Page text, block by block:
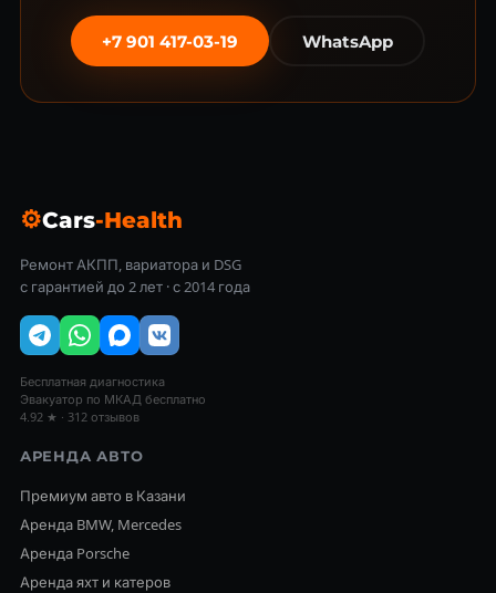
+7 901 417-03-19 WhatsApp
⚙Cars-Health
Ремонт АКПП, вариатора и DSG
с гарантией до 2 лет · с 2014 года
Бесплатная диагностика
Эвакуатор по МКАД бесплатно
4.92 ★ · 312 отзывов
АРЕНДА АВТО
Премиум авто в Казани
Аренда BMW, Mercedes
Аренда Porsche
Аренда яхт и катеров